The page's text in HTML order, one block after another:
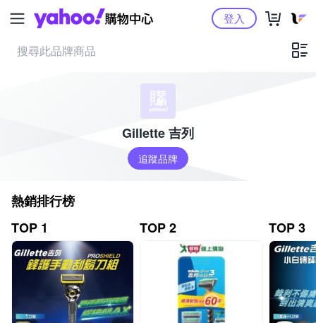
Yahoo購物中心登入
Gillette 吉列
追蹤品牌
熱銷排行榜
TOP 1
TOP 2 TOP 3